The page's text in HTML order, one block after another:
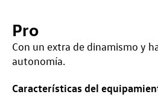
Pro
Con un extra de dinamismo y
autonomía.
Características del